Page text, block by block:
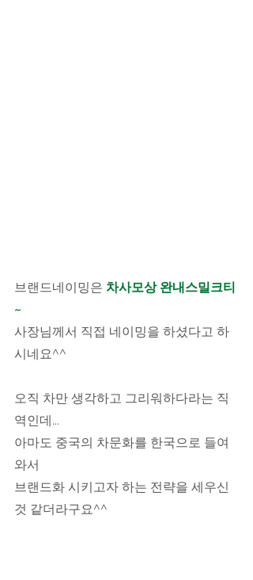
브랜드네이밍은 차사모상 완내스밀크티
~
사장님께서 직접 네이밍을 하셨다고 하
시네요^^
오직 차만 생각하고 그리워하다라는 직
역인데...
아마도 중국의 차문화를 한국으로 들여
와서
브랜드화 시키고자 하는 전략을 세우신
것 같더라구요^^